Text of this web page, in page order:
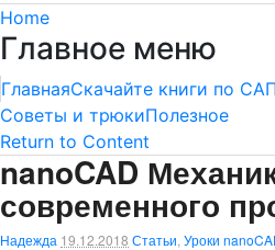
Home
Главное меню
ГлавнаяСкачайте книги по
Советы и трюкиПолезное
Return to Content
nanoCAD
современного
Надежда 19.12.2018 Статьи Уроки